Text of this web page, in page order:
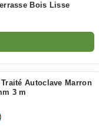
Bois Lisse
Autoclave Marron
3 m